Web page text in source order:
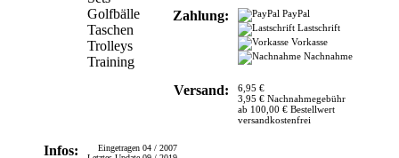
Versand:
6,95 €
3,95 € Nachnahmegebühr
ab 100,00 € Bestellwert
versandkostenfrei
Letztes Update 09 / 2019